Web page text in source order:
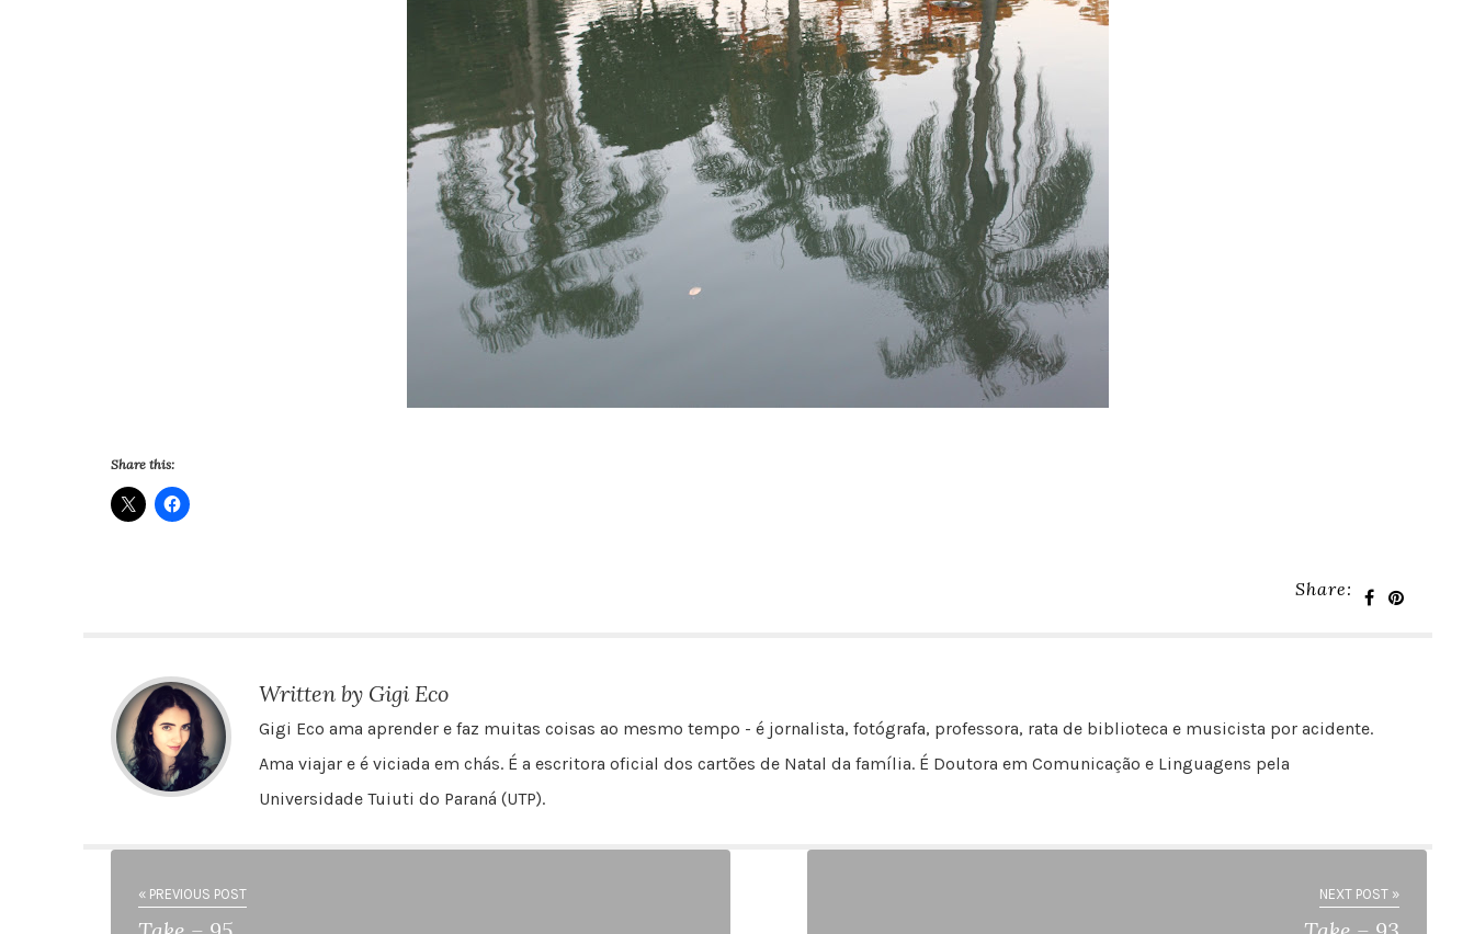
Share this:
Share:
Written by Gigi Eco
Gigi Eco ama aprender e faz muitas coisas ao mesmo tempo - é jornalista, fotógrafa, professora, rata de biblioteca e musicista por acidente.
Ama viajar e é viciada em chás. É a escritora oficial dos cartões de Natal da família. É Doutora em Comunicação e Linguagens pela
Universidade Tuiuti do Paraná (UTP).
« PREVIOUS POST NEXT POST »